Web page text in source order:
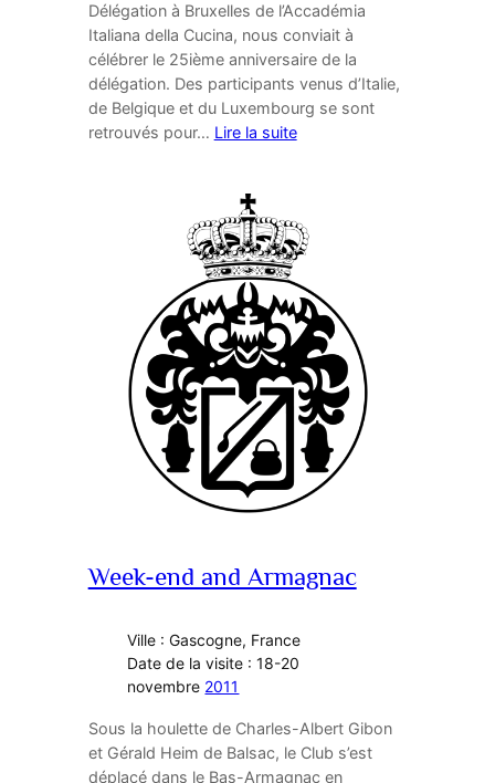
Délégation à Bruxelles de l’Accadémia
Italiana della Cucina, nous conviait à
célébrer le 25ième anniversaire de la
délégation. Des participants venus d’Italie,
de Belgique et du Luxembourg se sont
retrouvés pour… Lire la suite
Week-end and Armagnac
Ville : Gascogne, France
Date de la visite : 18-20
novembre 2011
Sous la houlette de Charles-Albert Gibon
et Gérald Heim de Balsac, le Club s’est
déplacé dans le Bas-Armagnac en